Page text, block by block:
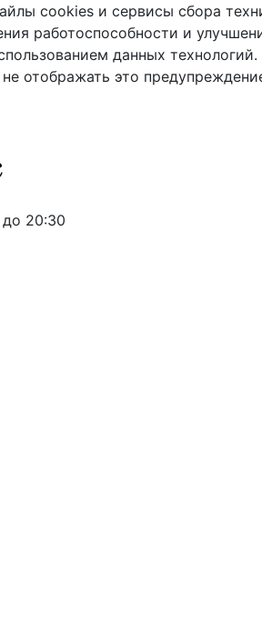
cookies и сервисы сбора
работоспособности и
данных
отображать это
20:30